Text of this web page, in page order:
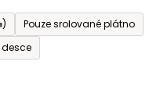
Pouze srolované plátno